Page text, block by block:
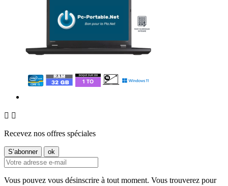
 
Recevez nos offres spéciales
Vous pouvez vous désinscrire à tout moment. Vous trouverez pour